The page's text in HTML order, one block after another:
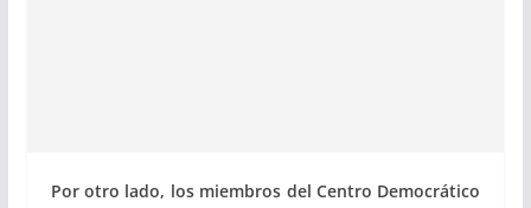
Por otro lado, los miembros del Centro Democrático